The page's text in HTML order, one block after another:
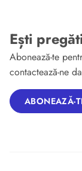
Ești
Abonează-te
contactează-ne
ABONEAZĂ-